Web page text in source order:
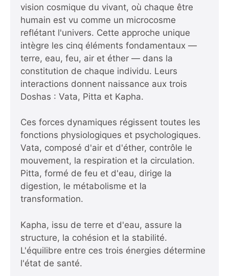
vision cosmique du vivant, où chaque être
humain est vu comme un microcosme
reflétant l'univers. Cette approche unique
intègre les cinq éléments fondamentaux —
terre, eau, feu, air et éther — dans la
constitution de chaque individu. Leurs
interactions donnent naissance aux trois
Doshas : Vata, Pitta et Kapha.
Ces forces dynamiques régissent toutes les
fonctions physiologiques et psychologiques.
Vata, composé d'air et d'éther, contrôle le
mouvement, la respiration et la circulation.
Pitta, formé de feu et d'eau, dirige la
digestion, le métabolisme et la
transformation.
Kapha, issu de terre et d'eau, assure la
structure, la cohésion et la stabilité.
L'équilibre entre ces trois énergies détermine
l'état de santé.